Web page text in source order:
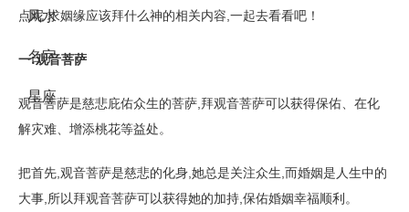
风水
名字
星座
点呢 求姻缘应该拜什么神的相关内容,一起去看看吧！
一:观音菩萨
观音菩萨是慈悲庇佑众生的菩萨,拜观音菩萨可以获得保佑、在化
解灾难、增添桃花等益处。
把首先,观音菩萨是慈悲的化身,她总是关注众生,而婚姻是人生中的
大事,所以拜观音菩萨可以获得她的加持,保佑婚姻幸福顺利。